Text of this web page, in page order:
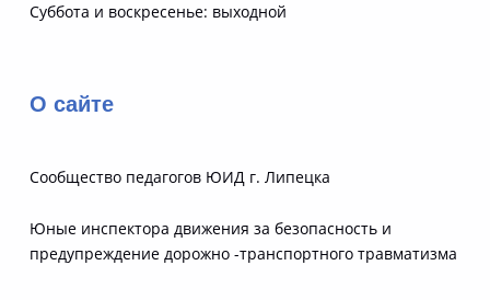
Суббота и воскресенье: выходной
О сайте
Сообщество педагогов ЮИД г. Липецка
Юные инспектора движения за безопасность и
предупреждение дорожно -транспортного травматизма